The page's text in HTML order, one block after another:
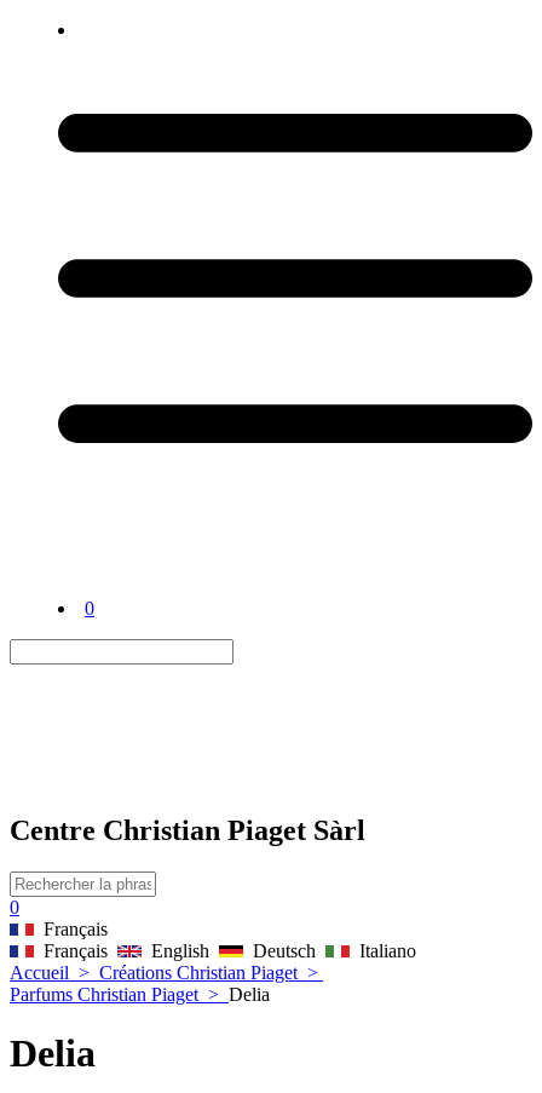
0
Centre Christian Piaget Sàrl
0
Français
Français
English Deutsch
Italiano
Accueil > Créations Christian Piaget >
Parfums Christian Piaget > Delia
Delia